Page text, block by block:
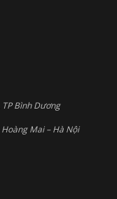
Bình Dương
Mai – Hà Nội